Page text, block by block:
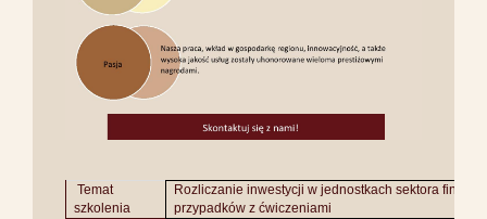
Temat
szkolenia
Rozliczanie inwestycji w jednostkach sektora
przypadków z ćwiczeniami